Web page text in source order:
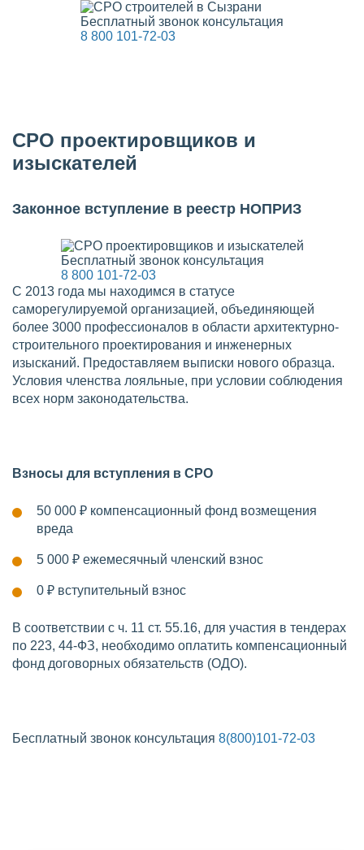
Бесплатный звонок консультация
8 800 101-72-03
СРО проектировщиков и
изыскателей
Законное вступление в реестр НОПРИЗ
Бесплатный звонок консультация
8 800 101-72-03
С 2013 года мы находимся в статусе
саморегулируемой организацией, объединяющей
более 3000 профессионалов в области архитектурно-
строительного проектирования и инженерных
изысканий. Предоставляем выписки нового образца.
Условия членства лояльные, при условии соблюдения
всех норм законодательства.
Взносы для вступления в СРО
50 000 ₽ компенсационный фонд возмещения
вреда
5 000 ₽ ежемесячный членский взнос
0 ₽ вступительный взнос
В соответствии с ч. 11 ст. 55.16, для участия в тендерах
по 223, 44-ФЗ, необходимо оплатить компенсационный
фонд договорных обязательств (ОДО).
Бесплатный звонок консультация 8(800)101-72-03